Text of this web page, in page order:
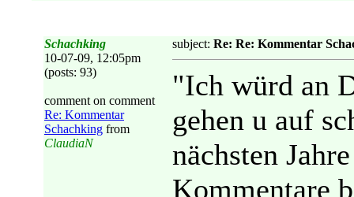
Schachking
10-07-09, 12:05pm
(posts: 93)
comment on comment
Re: Kommentar
Schachking from
ClaudiaN
subject: Re: Re: Kommentar
"Ich würd an
gehen u auf
nächsten
Kommentare